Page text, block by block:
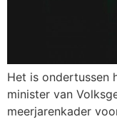
Het is ondertussen
minister van
meerjarenkader